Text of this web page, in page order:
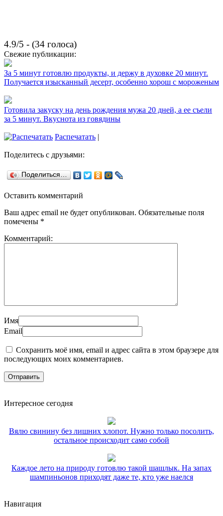
4.9/5 - (34 голоса)
Свежие публикации:
За 5 минут готовлю продукты, и держу в духовке 20 минут.
Получается изысканный десерт, особенно хорош с мороженым
Готовила закуску на день рождения мужа 20 дней, а ее съели
за 5 минут. Вкуснота из говядины
Распечатать |
Поделитесь с друзьями:
Поделиться…
Оставить комментарий
Ваш адрес email не будет опубликован. Обязательные поля
помечены *
Комментарий:
Имя
Email
Сохранить моё имя, email и адрес сайта в этом браузере для
последующих моих комментариев.
Интересное сегодня
Вялю свинину без лишних хлопот. Нужно только посолить,
остальное происходит само собой
Каждое лето на природу готовлю такой шашлык. На запах
шампиньонов приходят даже те, кто уже наелся
Навигация